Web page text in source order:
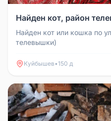
Найден кот, район
Найден кот или кошка по
телевышки)
Куйбышев•150 д